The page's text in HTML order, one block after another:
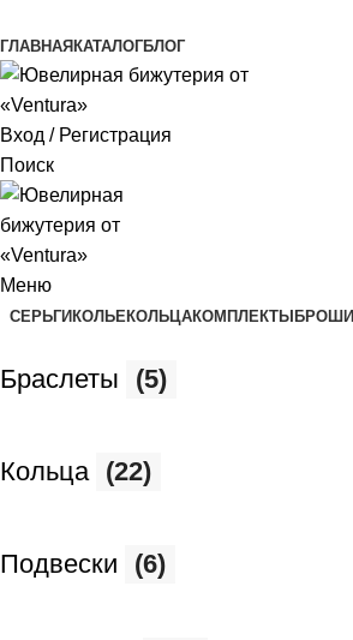
ГЛАВНАЯ КАТАЛОГБЛОГ
Вход / Регистрация
Поиск
Меню
СЕРЬГИ КОЛЬЕКОЛЬЦАКОМПЛЕКТЫ БРОШИ
Браслеты (5)
Кольца (22)
Подвески (6)